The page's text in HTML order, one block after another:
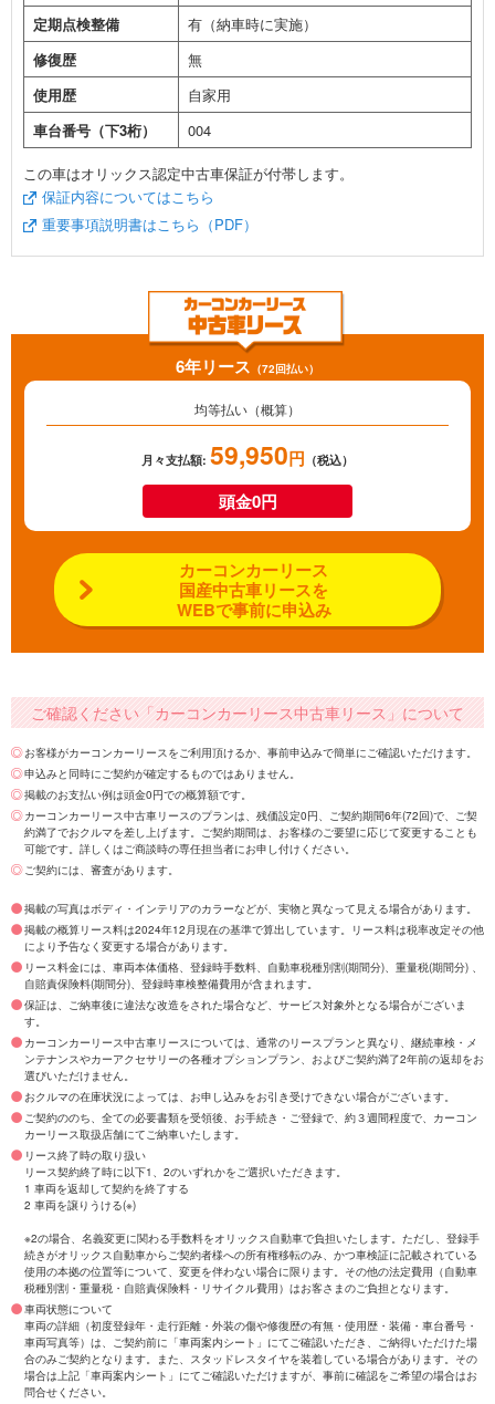
定期点検整備
有（納車時に実施）
修復歴
無
使用歴
自家用
車台番号（下3桁）
004
この車はオリックス認定中古車保証が付帯します。
保証内容についてはこちら
重要事項説明書はこちら（PDF）
6年リース （72回払い）
均等払い（概算）
月々支払額: 59,950円 （税込）
頭金0円
カーコンカーリース
国産中古車リースを
WEBで事前に申込み
ご確認ください「カーコンカーリース中古車リース」について
お客様がカーコンカーリースをご利用頂けるか、事前申込みで簡単にご確認いただけます。
申込みと同時にご契約が確定するものではありません。
掲載のお支払い例は頭金0円での概算額です。
カーコンカーリース中古車リースのプランは、残価設定0円、ご契約期間6年(72回)で、ご契
約満了でおクルマを差し上げます。ご契約期間は、お客様のご要望に応じて変更することも
可能です。詳しくはご商談時の専任担当者にお申し付けください。
ご契約には、審査があります。
掲載の写真はボディ・インテリアのカラーなどが、実物と異なって見える場合があります。
掲載の概算リース料は2024年12月現在の基準で算出しています。リース料は税率改定その他
により予告なく変更する場合があります。
リース料金には、車両本体価格、登録時手数料、自動車税種別割(期間分)、重量税(期間分) 、
自賠責保険料(期間分)、登録時車検整備費用が含まれます。
保証は、ご納車後に違法な改造をされた場合など、サービス対象外となる場合がございま
す。
カーコンカーリース中古車リースについては、通常のリースプランと異なり、継続車検・メ
ンテナンスやカーアクセサリーの各種オプションプラン、およびご契約満了2年前の返却をお
選びいただけません。
おクルマの在庫状況によっては、お申し込みをお引き受けできない場合がございます。
ご契約ののち、全ての必要書類を受領後、お手続き・ご登録で、約３週間程度で、カーコン
カーリース取扱店舗にてご納車いたします。
リース終了時の取り扱い
リース契約終了時に以下1、2のいずれかをご選択いただきます。
1 車両を返却して契約を終了する
2 車両を譲りうける(※)
※2の場合、名義変更に関わる手数料をオリックス自動車で負担いたします。ただし、登録手
続きがオリックス自動車からご契約者様への所有権移転のみ、かつ車検証に記載されている
使用の本拠の位置等について、変更を伴わない場合に限ります。その他の法定費用（自動車
税種別割・重量税・自賠責保険料・リサイクル費用）はお客さまのご負担となります。
車両状態について
車両の詳細（初度登録年・走行距離・外装の傷や修復歴の有無・使用歴・装備・車台番号・
車両写真等）は、ご契約前に「車両案内シート」にてご確認いただき、ご納得いただけた場
合のみご契約となります。また、スタッドレスタイヤを装着している場合があります。その
場合は上記「車両案内シート」にてご確認いただけますが、事前に確認をご希望の場合はお
問合せください。